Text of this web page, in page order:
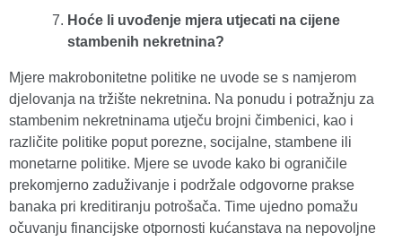
Hoće li uvođenje mjera utjecati na cijene
stambenih nekretnina?
Mjere makrobonitetne politike ne uvode se s namjerom
djelovanja na tržište nekretnina. Na ponudu i potražnju za
stambenim nekretninama utječu brojni čimbenici, kao i
različite politike poput porezne, socijalne, stambene ili
monetarne politike. Mjere se uvode kako bi ograničile
prekomjerno zaduživanje i podržale odgovorne prakse
banaka pri kreditiranju potrošača. Time ujedno pomažu
očuvanju financijske otpornosti kućanstava na nepovoljne